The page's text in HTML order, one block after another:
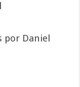
por Daniel